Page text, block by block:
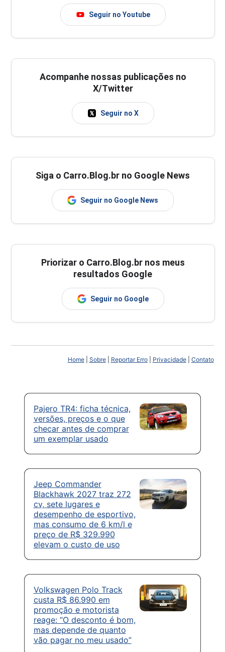
Seguir no Youtube
Acompanhe nossas publicações no
X/Twitter
Seguir no X
Siga o Carro.Blog.br no Google News
Seguir no Google News
Priorizar o Carro.Blog.br nos meus
resultados Google
Seguir no Google
Home| Sobre| Reportar Erro| Privacidade| Contato
Pajero TR4: ficha técnica,
versões, preços e o que
checar antes de comprar
um exemplar usado
Jeep Commander
Blackhawk 2027 traz 272
cv, sete lugares e
desempenho de esportivo,
mas consumo de 6 km/l e
preço de R$ 329.990
elevam o custo de uso
Volkswagen Polo Track
custa R$ 86.990 em
promoção e motorista
reage: “O desconto é bom,
mas depende de quanto
vão pagar no meu usado”